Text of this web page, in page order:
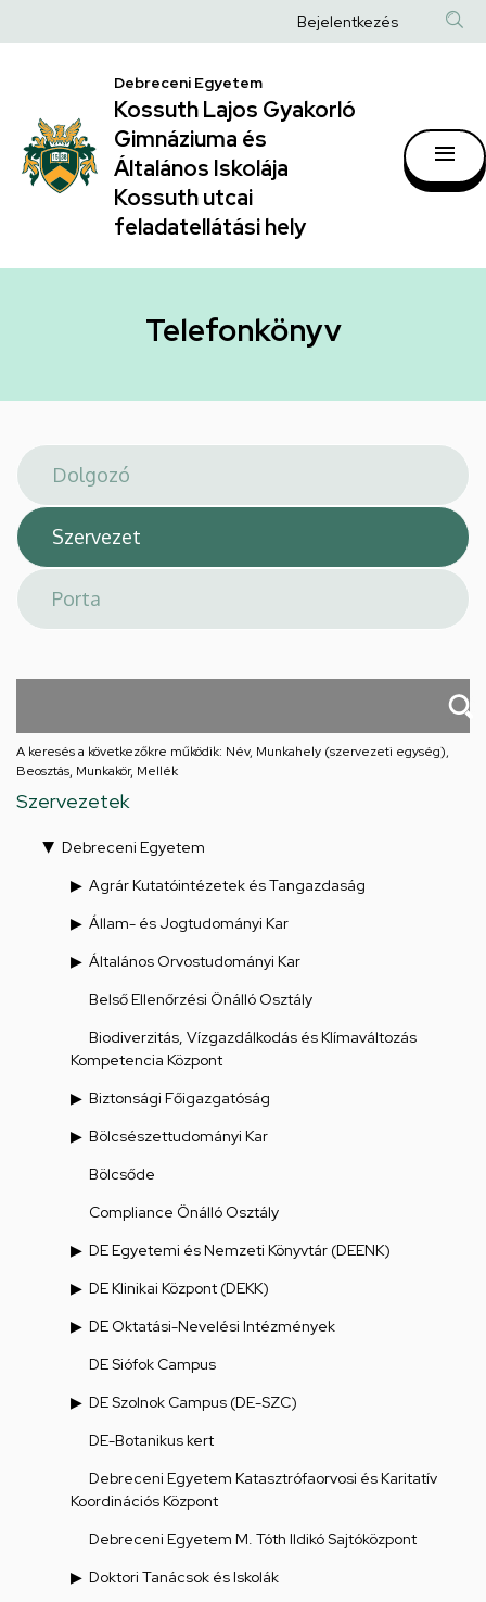
|
Kossuth
Lajos
Gyakorló
Gimnáziuma
Általános
hely
a
Anonim
fiók
Bejelentkezés
Debreceni Egyetem
Kossuth Lajos Gyakorló
Gimnáziuma és
Általános Iskolája
Kossuth utcai
feladatellátási hely
Telefonkönyv
A keresés a következőkre működik: Név, Munkahely (szervezeti egység),
Beosztás, Munkakör, Mellék
Szervezetek
Debreceni Egyetem
Agrár Kutatóintézetek és Tangazdaság
Állam- és Jogtudományi Kar
Általános Orvostudományi Kar
Belső Ellenőrzési Önálló Osztály
Biodiverzitás, Vízgazdálkodás és Klímaváltozás
Kompetencia Központ
Biztonsági Főigazgatóság
Bölcsészettudományi Kar
Bölcsőde
Compliance Önálló Osztály
DE Egyetemi és Nemzeti Könyvtár (DEENK)
DE Klinikai Központ (DEKK)
DE Oktatási-Nevelési Intézmények
DE Siófok Campus
DE Szolnok Campus (DE-SZC)
DE-Botanikus kert
Debreceni Egyetem Katasztrófaorvosi és Karitatív
Koordinációs Központ
Debreceni Egyetem M. Tóth Ildikó Sajtóközpont
Doktori Tanácsok és Iskolák